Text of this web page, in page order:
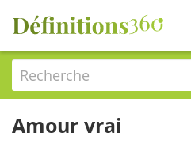
Recherche
Amour vrai